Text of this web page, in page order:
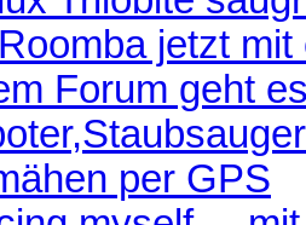
jetzt
Forum geht
per GPS